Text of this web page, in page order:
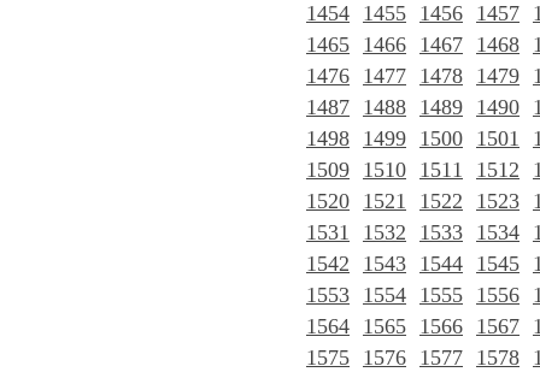
1454 1455 1456 1457
1465 1466 1467 1468
1476 1477 1478 1479
1487 1488 1489 1490
1498 1499 1500 1501
1509 1510 1511 1512
1520 1521 1522 1523
1531
1532 1533 1534
1542
1543 1544 1545
1553 1554 1555 1556
1564 1565 1566 1567
1575 1576 1577 1578